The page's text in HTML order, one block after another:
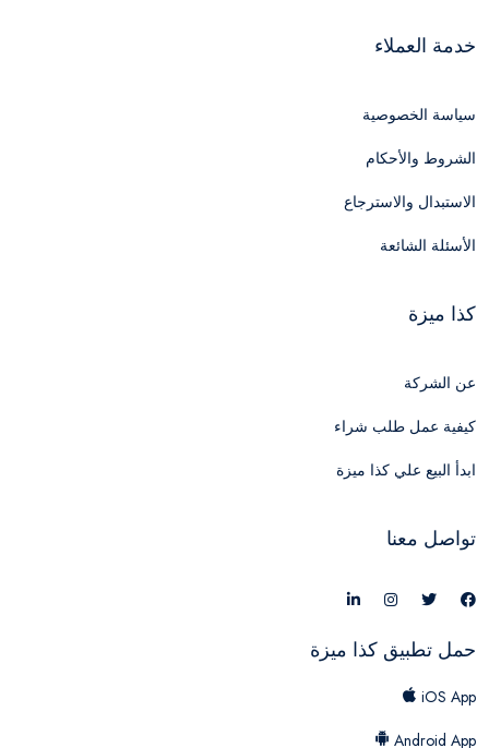
خدمة العملاء
سياسة الخصوصية
الشروط والأحكام
الاستبدال والاسترجاع
الأسئلة الشائعة
كذا ميزة
عن الشركة
كيفية عمل طلب شراء
ابدأ البيع علي كذا ميزة
تواصل معنا
حمل تطبيق كذا ميزة
iOS App
Android App